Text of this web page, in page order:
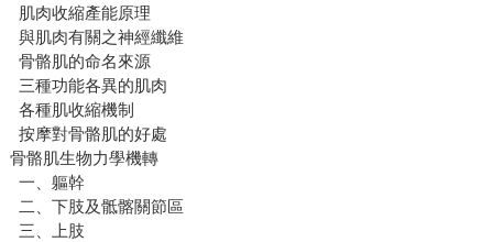
肌肉收縮產能原理
與肌肉有關之神經纖維
骨骼肌的命名來源
三種功能各異的肌肉
各種肌收縮機制
按摩對骨骼肌的好處
骨骼肌生物力學機轉
一、軀幹
二、下肢及骶髂關節區
三、上肢